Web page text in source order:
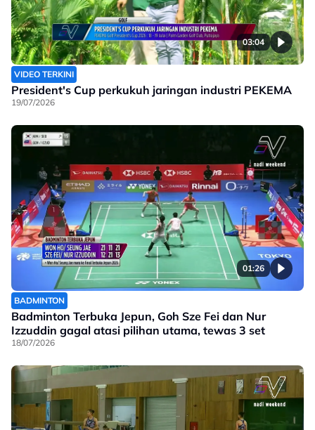
03:04
VIDEO TERKINI
President's Cup perkukuh jaringan industri PEKEMA
19/07/2026
01:26
BADMINTON
Badminton Terbuka Jepun, Goh Sze Fei dan Nur
Izzuddin gagal atasi pilihan utama, tewas 3 set
18/07/2026